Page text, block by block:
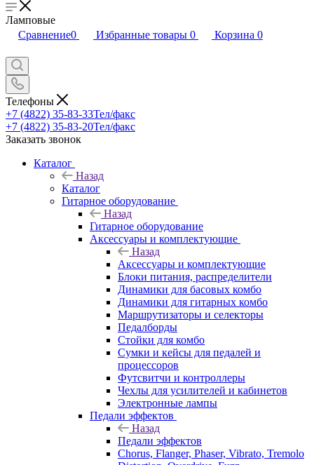
Ламповые
Сравнение0 Избранные товары 0 Корзина 0
Телефоны
+7 (4822) 35-83-33Тел/факс
+7 (4822) 35-83-20Тел/факс
Заказать звонок
Каталог
Назад
Каталог
Гитарное оборудование
Назад
Гитарное оборудование
Аксессуары и комплектующие
Назад
Аксессуары и комплектующие
Блоки питания, распределители
Динамики для басовых комбо
Динамики для гитарных комбо
Маршрутизаторы и селекторы
Педалборды
Стойки для комбо
Сумки и кейсы для педалей и
процессоров
Футсвитчи и контроллеры
Чехлы для усилителей и кабинетов
Электронные лампы
Педали эффектов
Назад
Педали эффектов
Chorus, Flanger, Phaser, Vibrato, Tremolo